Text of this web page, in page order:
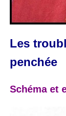
Les
penchée
Schéma et